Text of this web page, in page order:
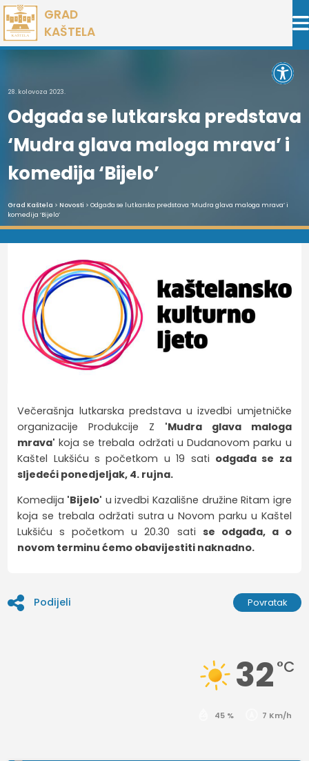
Preskoči
na
sadržaj
GRAD
KAŠTELA
28. kolovoza 2023.
Odgađa se lutkarska predstava
‘Mudra glava maloga mrava’ i
komedija ‘Bijelo’
Grad Kaštela > Novosti > Odgađa se lutkarska predstava ‘Mudra glava maloga mrava’ i
komedija ‘Bijelo’
Večerašnja lutkarska predstava u izvedbi umjetničke
organizacije Produkcije Z 'Mudra glava maloga
mrava' koja se trebala održati u Dudanovom parku u
Kaštel Lukšiću s početkom u 19 sati odgađa se za
sljedeći ponedjeljak, 4. rujna.
Komedija 'Bijelo' u izvedbi Kazališne družine Ritam igre
koja se trebala održati sutra u Novom parku u Kaštel
Lukšiću s početkom u 20.30 sati se odgađa, a o
novom terminu ćemo obavijestiti naknadno.
Podijeli Povratak
32 °C
45 % 7 Km/h